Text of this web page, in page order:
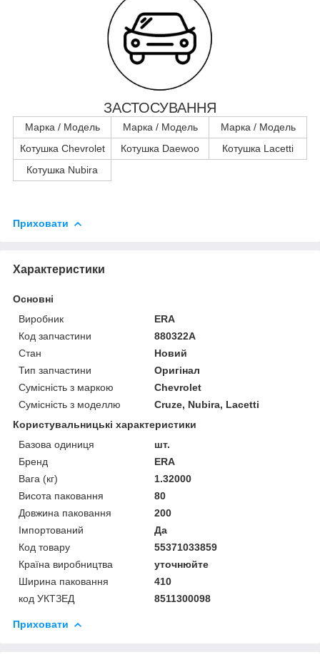
ЗАСТОСУВАННЯ
Марка / Модель Марка / Модель
Марка / Модель
Котушка Chevrolet
Котушка Daewoo
Котушка Lacetti
Котушка Nubira
Приховати
Характеристики
Основні
Виробник
ERA
Код запчастини
880322A
Стан
Новий
Тип запчастини
Оригінал
Сумісність з маркою
Chevrolet
Сумісність з моделлю
Cruze, Nubira, Lacetti
Користувальницькі характеристики
Базова одиниця
шт.
Бренд
ERA
Вага (кг)
1.32000
Висота паковання
80
Довжина паковання
200
Імпортований
Да
Код товару
55371033859
Країна виробництва
уточнюйте
Ширина паковання
410
код УКТЗЕД
8511300098
Приховати